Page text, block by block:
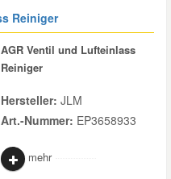
Reiniger
AGR Ventil und Lufteinlass
Reiniger
Hersteller: JLM
Art.-Nummer: EP3658933
mehr